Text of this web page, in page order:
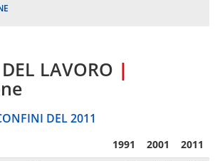
LAVORO |
DEL 2011
1991 2001 2011